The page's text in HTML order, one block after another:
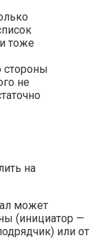
тоже
стороны
не
на
может
(инициатор —
или от